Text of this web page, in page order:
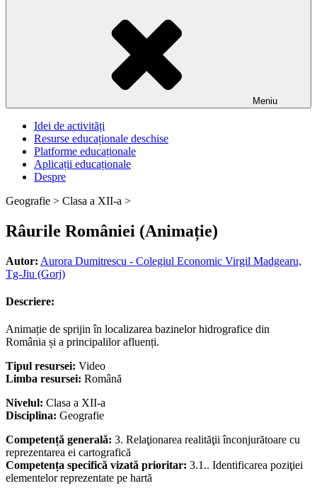
Meniu
Idei de activități
Resurse educaționale deschise
Platforme educaționale
Aplicații educaționale
Despre
Geografie > Clasa a XII-a >
Râurile României (Animație)
Autor: Aurora Dumitrescu - Colegiul Economic Virgil Madgearu,
Tg-Jiu (Gorj)
Descriere:
Animație de sprijin în localizarea bazinelor hidrografice din
România și a principalilor afluenți.
Tipul resursei: Video
Limba resursei: Română
Nivelul: Clasa a XII-a
Disciplina: Geografie
Competență generală: 3. Relaţionarea realităţii înconjurătoare cu
reprezentarea ei cartografică
Competența specifică vizată prioritar: 3.1.. Identificarea poziţiei
elementelor reprezentate pe hartă